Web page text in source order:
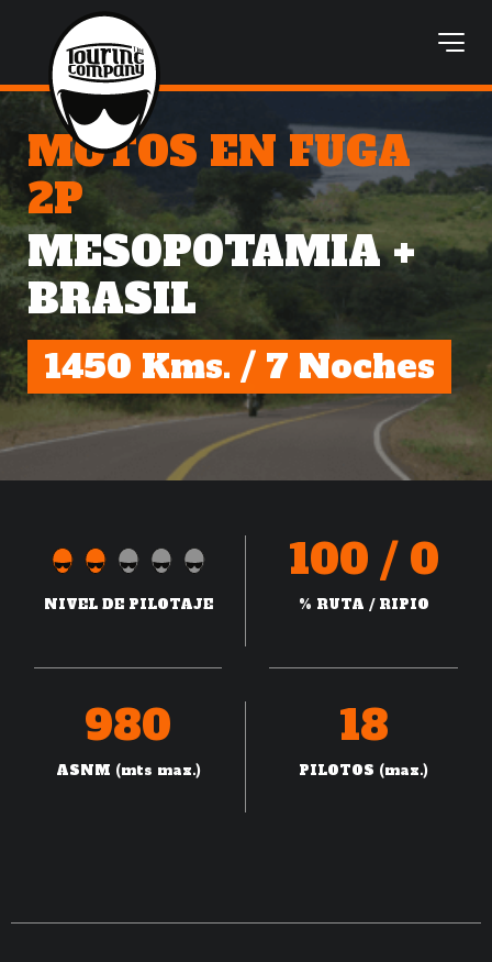
MOTOS EN FUGA
2P
MESOPOTAMIA +
BRASIL
1450 Kms. / 7 Noches
NIVEL DE PILOTAJE
100 / 0
% RUTA / RIPIO
980
ASNM (mts max.)
18
PILOTOS (max.)